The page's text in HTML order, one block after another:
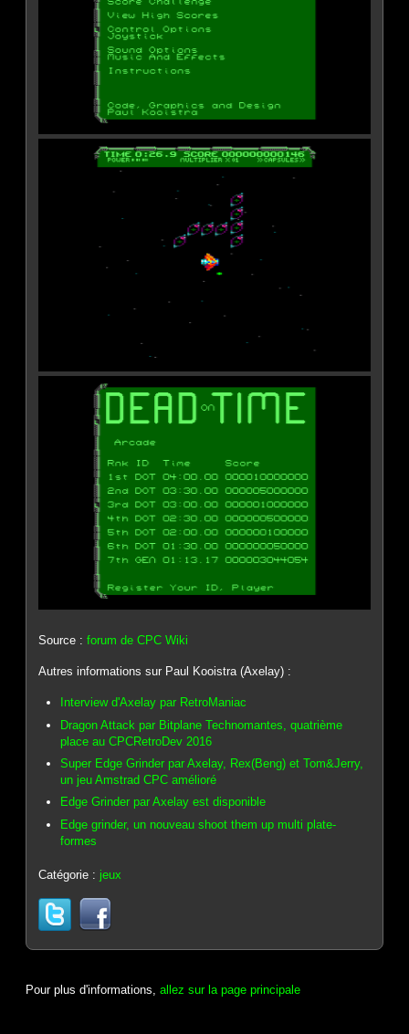
Source :forum de CPC Wiki
Autres informations sur Paul Kooistra (Axelay) :
Interview d'Axelay par RetroManiac
Dragon Attack par Bitplane Technomantes, quatrième
place au CPCRetroDev 2016
Super Edge Grinder par Axelay, Rex(Beng) et Tom&Jerry,
un jeu Amstrad CPC amélioré
Edge Grinder par Axelay est disponible
Edge grinder, un nouveau shoot them up multi plate-
formes
Catégorie :jeux
Pour plus d'informations,allez sur la page principale